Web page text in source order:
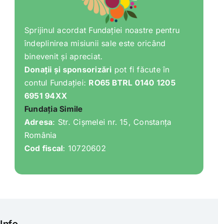
Sprijinul acordat Fundației noastre pentru
îndeplinirea misiunii sale este oricând
binevenit și apreciat.
Donații și sponsorizări pot fi făcute în
contul Fundației: RO65 BTRL 0140 1205
6951 94XX
Fundația Simile
Adresa: Str. Cișmelei nr. 15, Constanța
România
Cod fiscal: 10720602